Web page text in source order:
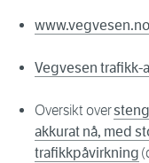
Vegvesen trafikk-
Oversikt over
akkurat nå, med
trafikkpåvirkning